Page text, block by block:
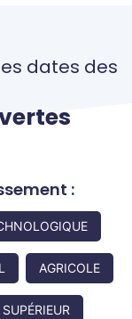
dates des
:
AGRICOLE